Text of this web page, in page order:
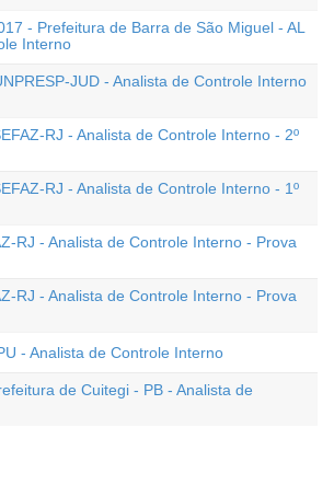
- Prefeitura de Barra de São Miguel - AL
Interno
JUD - Analista de Controle Interno
RJ - Analista de Controle Interno - 2º
RJ - Analista de Controle Interno - 1º
RJ - Analista de Controle Interno - Prova
RJ - Analista de Controle Interno - Prova
- Analista de Controle Interno
de Cuitegi - PB - Analista de